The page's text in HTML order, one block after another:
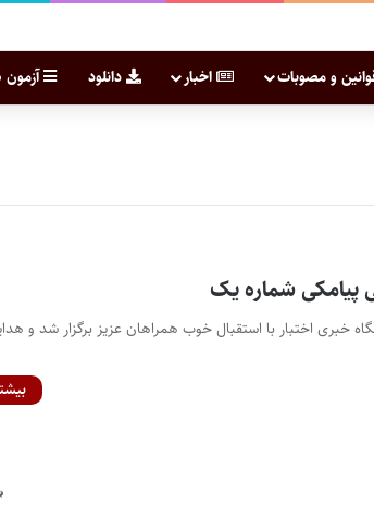
و مصوبات اخبار دانلود
پیامکی شماره یک